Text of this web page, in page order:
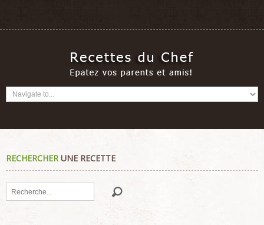
RECHERCHERUNE RECETTE
Rechercher